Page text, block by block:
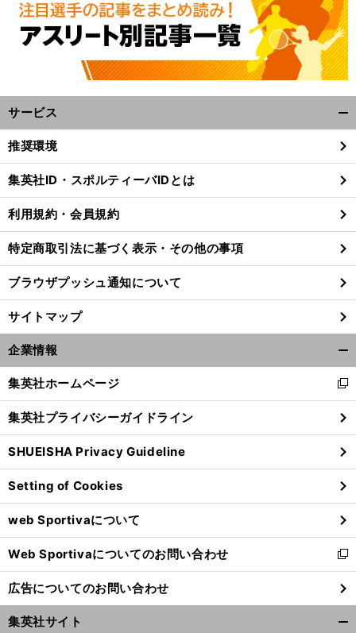
。
サービス
閉
る
推奨環境
集英社ID・スポルティーバIDとは
利用規約・会員規約
特定商取引法に基づく表示・その他の事項
ブラウザプッシュ通知について
サイトマップ
企業情報
閉
る
集英社ホームページ
新
し
い
ウ
ィ
ン
ド
ウ
で
開
く
集英社プライバシーガイドライン
SHUEISHA Privacy Guideline
Setting of Cookies
web Sportivaについて
Web Sportivaについてのお問い合わせ
新
し
い
ウ
ィ
広告についてのお問い合わせ
集英社サイト